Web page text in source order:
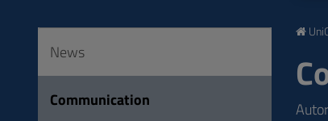
News
Communication